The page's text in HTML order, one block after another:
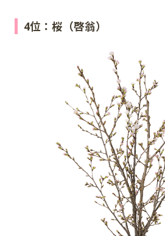
4位：桜（啓翁）